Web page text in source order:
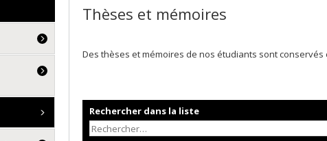
Thèses et mémoires
Des thèses et mémoires de nos étudiants sont
Rechercher dans la liste